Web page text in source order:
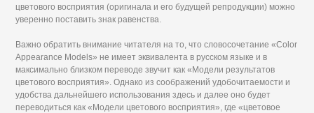
цветового восприятия (оригинала и его будущей репродукции) можно
уверенно поставить знак равенства.
Важно обратить внимание читателя на то, что словосочетание «Color
Appearance Models» не имеет эквивалента в русском языке и в
максимально близком переводе звучит как «Модели результатов
цветового восприятия». Однако из соображений удобочитаемости и
удобства дальнейшего использования здесь и далее оно будет
переводиться как «Модели цветового восприятия», где «цветовое